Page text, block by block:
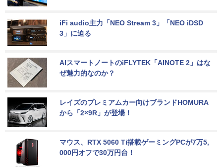
iFi audio主力「NEO Stream 3」「NEO iDSD
3」に迫る
AIスマートノートのiFLYTEK「AINOTE 2」はな
ぜ魅力的なのか？
レイズのプレミアムカー向けブランドHOMURA
から「2×9R」が登場！
マウス、RTX 5060 Ti搭載ゲーミングPCが7万5,
000円オフで30万円台！